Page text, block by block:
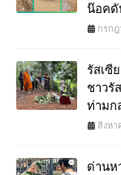
น๊อคดั
กรกฎ
รัสเ
ชาวรั
ท่ามก
สิงหา
ด่านห